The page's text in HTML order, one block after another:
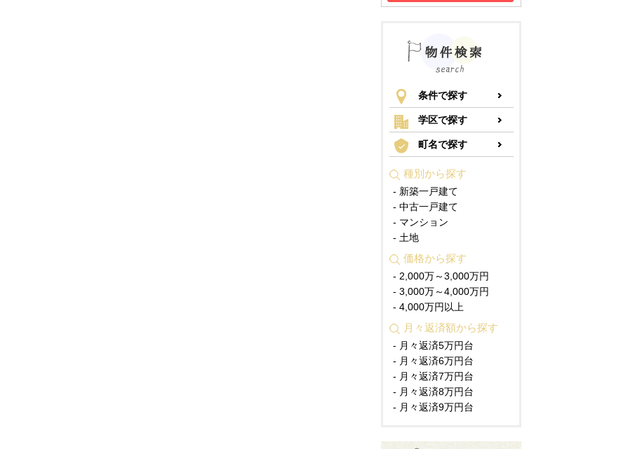
条件で探す
学区で探す
町名で探す
種別から探す
- 新築一戸建て
- 中古一戸建て
- マンション
- 土地
価格から探す
- 2,000万～3,000万円
- 3,000万～4,000万円
- 4,000万円以上
月々返済額から探す
- 月々返済5万円台
- 月々返済6万円台
- 月々返済7万円台
- 月々返済8万円台
- 月々返済9万円台